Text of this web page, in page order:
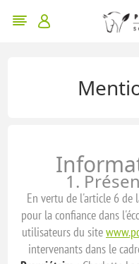
1.
En vertu de l'article 6
pour la confiance dans
utilisateurs du site
intervenants dans le